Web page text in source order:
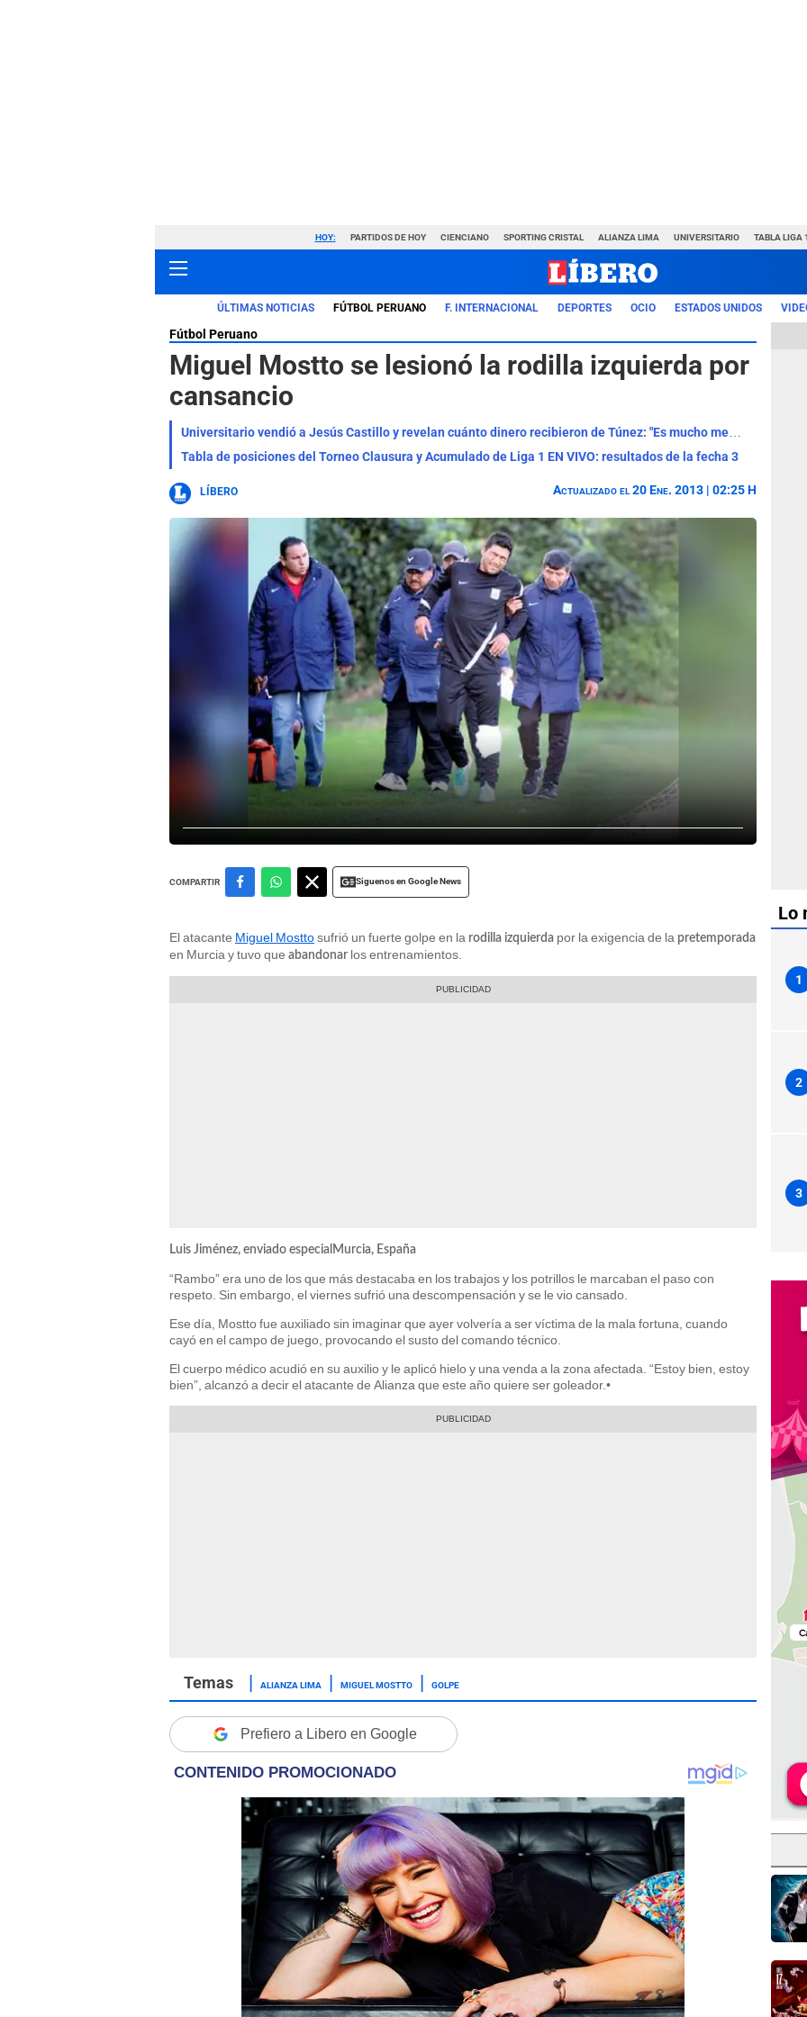
HOY: PARTIDOS DE HOY CIENCIANO SPORTING CRISTAL ALIANZA LIMA UNIVERSITARIO TABLA LIGA
ÚLTIMAS NOTICIAS FÚTBOL PERUANO F. INTERNACIONAL DEPORTES OCIO ESTADOS UNIDOS
Fútbol Peruano
Miguel Mostto se lesionó la rodilla izquierda por
cansancio
Universitario vendió a Jesús Castillo y revelan cuánto dinero recibieron de Túnez: "Es mucho menos..."
Tabla de posiciones del Torneo Clausura y Acumulado de Liga 1 EN VIVO: resultados de la fecha 3
LÍBERO Actualizado el 20 Ene. 2013 | 02:25 H
COMPARTIR Siguenos en Google News
El atacante Miguel Mosttosufrió un fuerte golpe en la rodilla izquierda por la exigencia de la pretemporada
en Murcia y tuvo que abandonar los entrenamientos.
Luis Jiménez, enviado especialMurcia, España
“Rambo” era uno de los que más destacaba en los trabajos y los potrillos le marcaban el paso con
respeto. Sin embargo, el viernes sufrió una descompensación y se le vio cansado.
Ese día, Mostto fue auxiliado sin imaginar que ayer volvería a ser víctima de la mala fortuna, cuando
cayó en el campo de juego, provocando el susto del comando técnico.
El cuerpo médico acudió en su auxilio y le aplicó hielo y una venda a la zona afectada. “Estoy bien, estoy
bien”, alcanzó a decir el atacante de Alianza que este año quiere ser goleador.•
ALIANZA LIMA MIGUEL MOSTTO GOLPE
Prefiero a Libero en Google
Lo
1
2
3